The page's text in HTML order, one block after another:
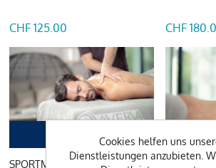
CHF 125.00 CHF
SPORTMASSAGE, 50MIN
Cookies helfen uns
Dienstleistungen anzubieten.